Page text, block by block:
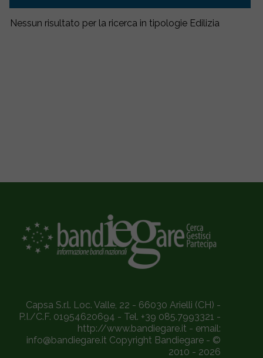
Nessun risultato per la ricerca in tipologie Edilizia
Capsa S.r.l. Loc. Valle, 22 - 66030 Arielli (CH) -
P.I./C.F. 01954620694 - Tel. +39 085.7993321 -
http://www.bandiegare.it - email:
info@bandiegare.it Copyright Bandiegare - ©
2010 - 2026